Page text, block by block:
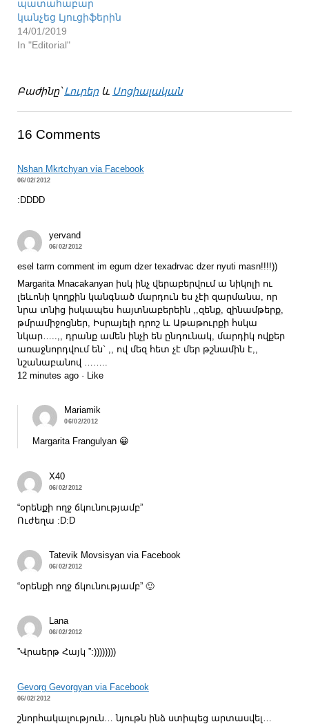
պատահաբար
կանչեց Լյուցիֆերին
14/01/2019
In "Editorial"
Բաժինը՝Լուրերև Սոցիալական
16 Comments
Nshan Mkrtchyan via Facebook
06/02/2012
:DDDD
yervand
06/02/2012
esel tarm comment im egum dzer texadrvac dzer nyuti masn!!!!))
Margarita Mnacakanyan իսկ ինչ վերաբերվում ա նիկոլի ու
լեևոնի կողքին կանգնած մարդուն ես չէի զարմանա, որ
նրա տնից իսկապես հայտնաբերեին ,,զենք, զինամթերք,
թմրամիջոցներ, Իսրայելի դրոշ և Աթաթուրքի հսկա
նկար…..,, դրանք ամեն ինչի են ընդունակ, մարդիկ ովքեր
առաջնորդվում են` ,, ով մեզ հետ չէ մեր թշնամին է,,
նշանաբանով ……..
12 minutes ago · Like
Mariamik
06/02/2012
Margarita Frangulyan 😀
X40
06/02/2012
“օրենքի ողջ ճկունությամբ”
Ուժեղա :D:D
Tatevik Movsisyan via Facebook
06/02/2012
“օրենքի ողջ ճկունությամբ” 🙂
Lana
06/02/2012
”Վրաերթ Հայկ ”:))))))))
Gevorg Gevorgyan via Facebook
06/02/2012
շնորհակալություն… նյութն ինձ ստիպեց արտասվել…